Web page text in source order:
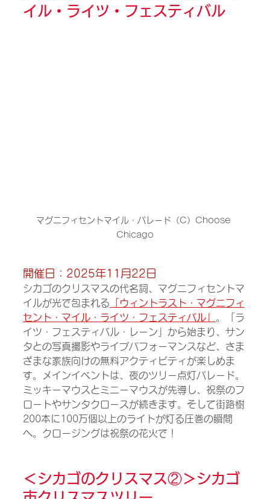
イル・ライツ・フェスティバル
マグニフィセントマイル・パレード（C）Choose
Chicago
開催日：2025年11月22日
シカゴのクリスマスの代名詞、マグニフィセントマ
イルが光で包まれる 「ウィントラスト・マグニフィ
セント・マイル・ライツ・フェスティバル」
。「ラ
イツ・フェスティバル・レーン」から始まり、サン
タとの写真撮影やライブパフォーマンスなど、さま
ざまな家族向けの無料アクティビティが楽しめま
す。メインイベントは、夜のツリー点灯パレード。
ミッキーマウスとミニーマウスが先導し、祝祭のフ
ロートやサンタクロースが続きます。そして街路樹
200本に100万個以上のライトが灯る圧巻の瞬間
へ。クロージングは祝祭の花火で！
＜ シカゴのクリスマス②＞シカゴ